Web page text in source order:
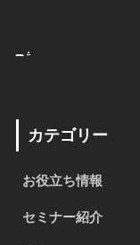
.
カテゴリー
お役立ち情報
セミナー紹介